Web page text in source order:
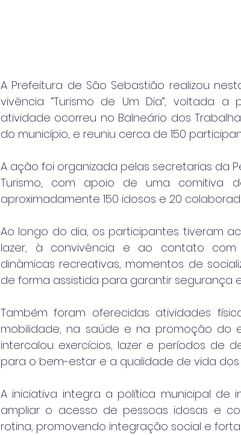
A Prefeitura de São Sebastião realizou
vivência “Turismo de Um Dia”, voltada
atividade ocorreu no Balneário dos
do município, e reuniu cerca de 150
A ação foi organizada pelas secretarias da
Turismo, com apoio de uma comitiva
aproximadamente 150 idosos e 20
Ao longo do dia, os participantes tiveram
lazer, à convivência e ao contato com
dinâmicas recreativas, momentos de
de forma assistida para garantir segurança
Também foram oferecidas atividades
mobilidade, na saúde e na promoção do
intercalou exercícios, lazer e períodos de
para o bem-estar e a qualidade de vida
A iniciativa integra a política municipal de
ampliar o acesso de pessoas idosas e
rotina, promovendo integração social e